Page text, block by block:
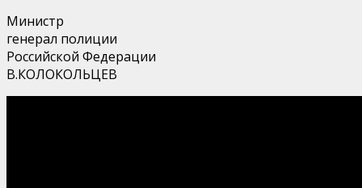
Министр
генерал полиции
Российской Федерации
В.КОЛОКОЛЬЦЕВ